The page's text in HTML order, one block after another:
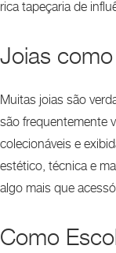
rica tapeçaria de
Joias
Muitas joias são
são frequentemente
colecionáveis e
estético, técnica e
algo mais que
Como